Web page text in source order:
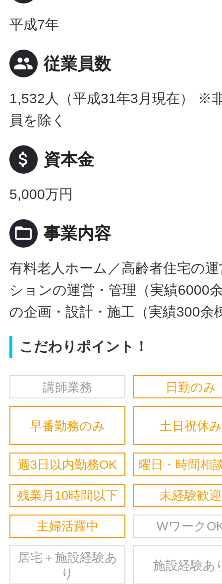
平成7年
people 従業員数
1,532人（平成31年3月現在） ※
員を除く
attach_money 資本金
5,000万円
folder_open 事業内容
有料老人ホーム／高齢者住宅の
ションの運営・管理（実績6000
の企画・設計・施工（実績300余
こだわりポイント！
講師業務 日勤のみ
早番勤務のみ 土日祝休み
週3日以内勤務OK 曜日・時間相
残業月10時間以下 未経験歓迎
主婦活躍中 Wワーク
居宅＋施設経験あ
り
施設経験あ